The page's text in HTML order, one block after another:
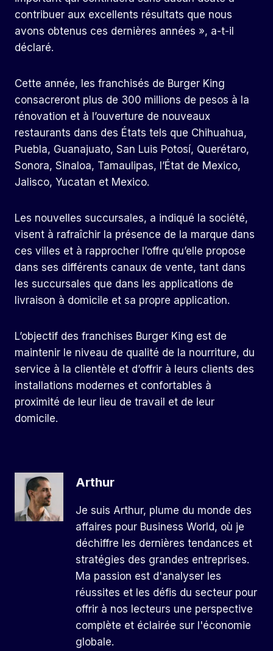
contribuer aux excellents résultats que nous
avons obtenus ces dernières années », a-t-il
déclaré.
Cette année, les franchisés de Burger King
consacreront plus de 300 millions de pesos à la
rénovation et à l’ouverture de nouveaux
restaurants dans des États tels que Chihuahua,
Puebla, Guanajuato, San Luis Potosí, Querétaro,
Sonora, Sinaloa, Tamaulipas, l’État de Mexico,
Jalisco, Yucatan et Mexico.
Les nouvelles succursales, a indiqué la société,
visent à rafraîchir la présence de la marque dans
ces villes et à rapprocher l’offre qu’elle propose
dans ses différents canaux de vente, tant dans
les succursales que dans les applications de
livraison à domicile et sa propre application.
L’objectif des franchises Burger King est de
maintenir le niveau de qualité de la nourriture, du
service à la clientèle et d’offrir à leurs clients des
installations modernes et confortables à
proximité de leur lieu de travail et de leur
domicile.
Arthur
Je suis Arthur, plume du monde des
affaires pour Business World, où je
déchiffre les dernières tendances et
stratégies des grandes entreprises.
Ma passion est d'analyser les
réussites et les défis du secteur pour
offrir à nos lecteurs une perspective
complète et éclairée sur l'économie
globale.